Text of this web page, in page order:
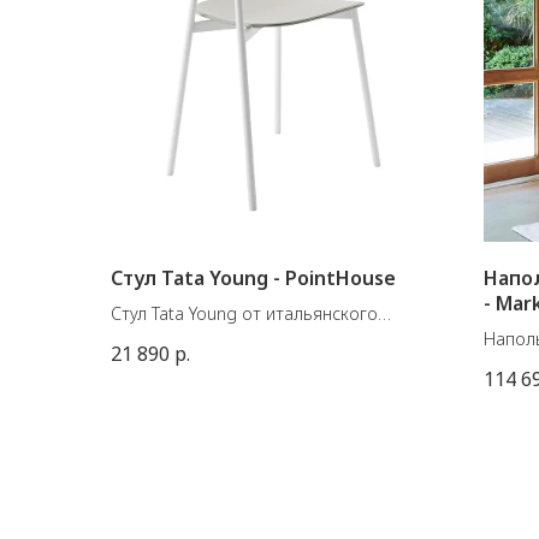
Стул Tata Young - PointHouse
Стул Tata Young от итальянского
Материал: металл + полипропилен.
21 890 р.
-
114